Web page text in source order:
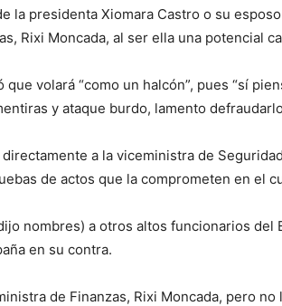
la presidenta Xiomara Castro o su
Rixi Moncada, al ser ella una potencial
que volará “como un halcón”, pues “sí
y ataque burdo, lamento
a la viceministra de
de actos que la comprometen en el
nombres) a otros altos funcionarios del
en su contra.
de Finanzas, Rixi Moncada, pero